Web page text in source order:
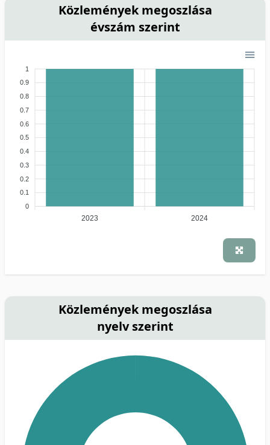
Közlemények megoszlása
évszám szerint
1
0.9
0.8
0.7
0.6
0.5
0.4
0.3
0.2
0.1
0
2023 2024
Közlemények megoszlása
nyelv szerint